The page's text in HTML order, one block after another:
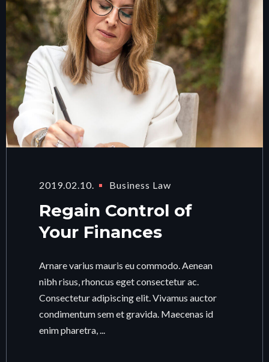
2019.02.10. Business Law
Regain Control of
Arnare varius mauris eu commodo. Aenean
nibh risus, rhoncus eget consectetur ac.
Consectetur adipiscing elit. Vivamus auctor
condimentum sem et gravida. Maecenas id